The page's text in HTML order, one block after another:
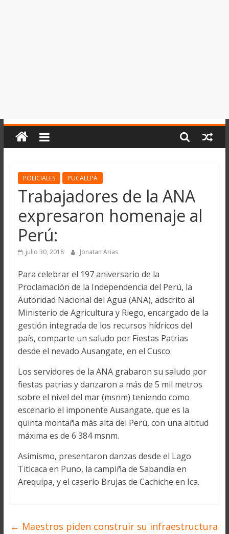
POLICIALES PUCALLPA
Trabajadores de la ANA
expresaron homenaje al
Perú:
julio 30, 2018 Jonatan Arias
Para celebrar el 197 aniversario de la
Proclamación de la Independencia del Perú, la
Autoridad Nacional del Agua (ANA), adscrito al
Ministerio de Agricultura y Riego, encargado de la
gestión integrada de los recursos hídricos del
país, comparte un saludo por Fiestas Patrias
desde el nevado Ausangate, en el Cusco.
Los servidores de la ANA grabaron su saludo por
fiestas patrias y danzaron a más de 5 mil metros
sobre el nivel del mar (msnm) teniendo como
escenario el imponente Ausangate, que es la
quinta montaña más alta del Perú, con una altitud
máxima es de 6 384 msnm.
Asimismo, presentaron danzas desde el Lago
Titicaca en Puno, la campiña de Sabandia en
Arequipa, y el caserío Brujas de Cachiche en Ica.
← Maestros piden construir su infraestructura